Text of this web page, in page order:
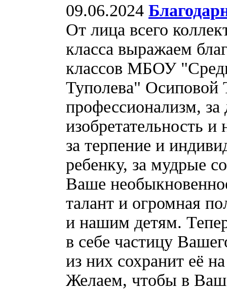
09.06.2024
От лица всего
класса выражаем
классов МБОУ
Туполева" Осиповой
профессионализм,
изобретательность
за терпение и
ребенку, за мудрые
Ваше
талант и огромная
и нашим детям.
в себе частицу
из них сохранит её
Желаем, чтобы в